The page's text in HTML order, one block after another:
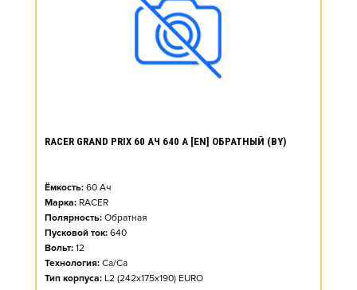
RACER GRAND PRIX 60 АЧ 640 А [EN] ОБРАТНЫЙ (BY)
Ёмкость: 60 Ач
Марка: RACER
Полярность: Обратная
Пусковой ток: 640
Вольт: 12
Технология: Ca/Ca
Тип корпуса: L2 (242x175x190) EURO